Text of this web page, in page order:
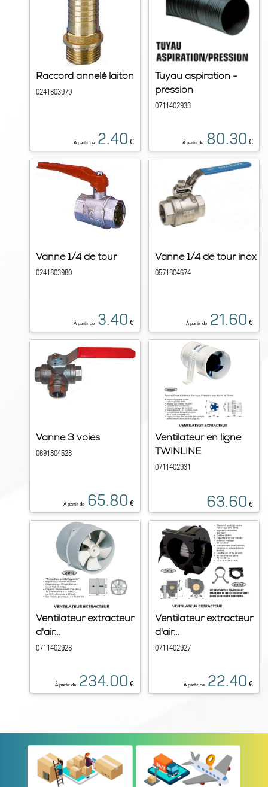
Raccord annelé laiton
0241803979
À partir de 2.40 €
Tuyau aspiration -
pression
0711402933
À partir de 80.30 €
Vanne 1/4 de tour
0241803980
À partir de 3.40 €
Vanne 1/4 de tour inox
0571804674
À partir de 21.60 €
Vanne 3 voies
0691804528
À partir de 65.80 €
Ventilateur en ligne
TWINLINE
0711402931
63.60 €
Ventilateur extracteur
d'air...
0711402928
À partir de 234.00 €
Ventilateur extracteur
d'air...
0711402927
À partir de 22.40 €